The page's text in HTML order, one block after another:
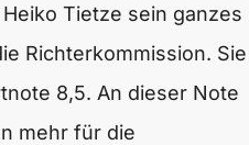
Tietze sein ganzes
Richterkommission. Sie
8,5. An dieser Note
mehr für die